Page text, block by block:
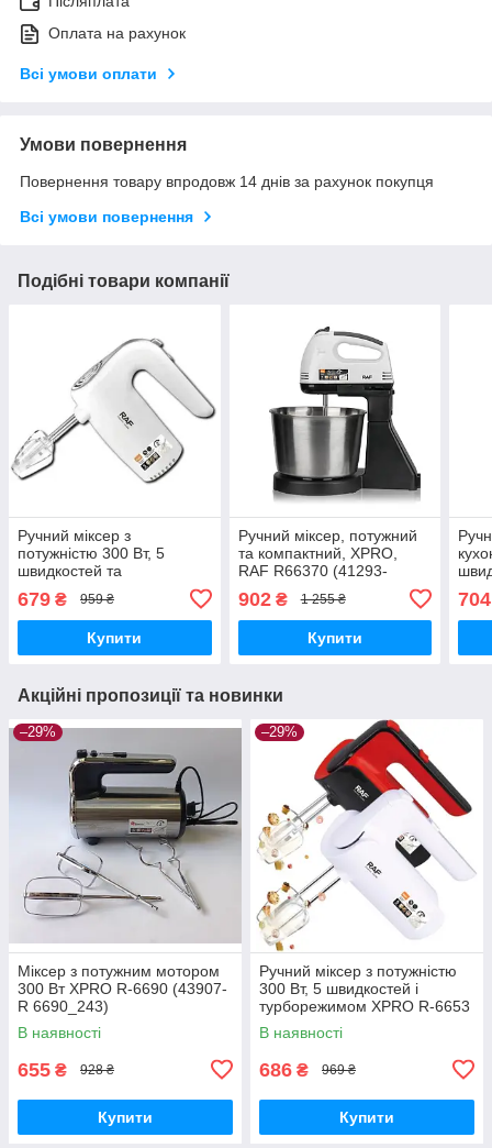
Оплата на рахунок
Всі умови оплати
Умови повернення
Повернення товару впродовж 14 днів за рахунок покупця
Всі умови повернення
Подібні товари компанії
Ручний міксер з
потужністю 300 Вт, 5
швидкостей та
RAF-6680 (41365-RAF-
6680_286)
679 ₴ 959 ₴
Купити
Ручний міксер, потужний
та компактний, XPRO,
RAF R66370 (41293-
902₴ 1 255 ₴
Купити
704
Акційні пропозиції та новинки
–29%
Міксер з потужним мотором
300 Вт XPRO R-6690 (43907-
R 6690_243)
В наявності
655 ₴ 928 ₴
Купити
–29%
Ручний міксер з потужністю
300 Вт, 5 швидкостей і
турборежимом XPRO R-6653
(43904-R 6653R_298)
В наявності
686 ₴ 969 ₴
Купити